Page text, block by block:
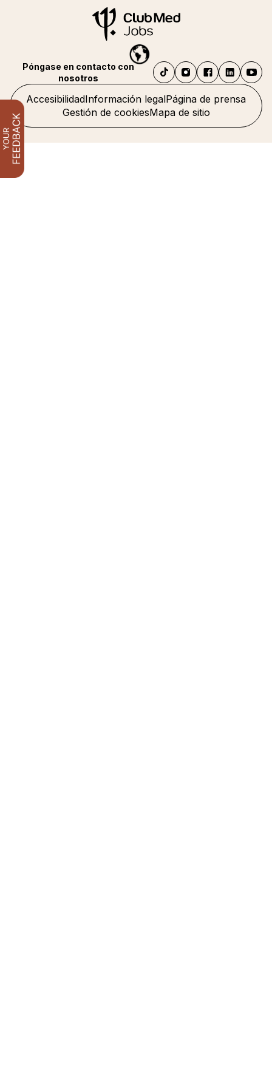
AccesibilidadInformación legalPágina de prensa
Gestión de cookiesMapa de sitio
Póngase en contacto con
nosotros